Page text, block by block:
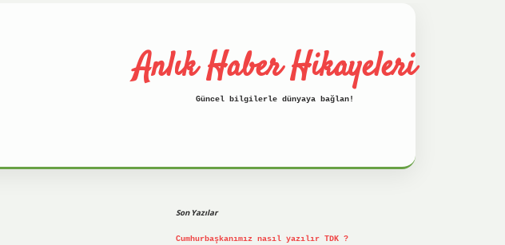
Anlık Haber Hikayeleri
Güncel bilgilerle dünyaya bağlan!
Son Yazılar
Cumhurbaşkanımız nasıl yazılır TDK ?